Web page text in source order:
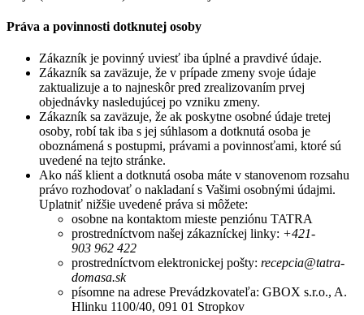
Práva a povinnosti dotknutej osoby
Zákazník je povinný uviesť iba úplné a pravdivé údaje.
Zákazník sa zaväzuje, že v prípade zmeny svoje údaje
zaktualizuje a to najneskôr pred zrealizovaním prvej
objednávky nasledujúcej po vzniku zmeny.
Zákazník sa zaväzuje, že ak poskytne osobné údaje tretej
osoby, robí tak iba s jej súhlasom a dotknutá osoba je
oboznámená s postupmi, právami a povinnosťami, ktoré sú
uvedené na tejto stránke.
Ako náš klient a dotknutá osoba máte v stanovenom rozsahu
právo rozhodovať o nakladaní s Vašimi osobnými údajmi.
Uplatniť nižšie uvedené práva si môžete:
osobne na kontaktom mieste penziónu TATRA
prostredníctvom našej zákazníckej linky: +421-
903 962 422
prostredníctvom elektronickej pošty: recepcia@tatra-
domasa.sk
písomne na adrese Prevádzkovateľa: GBOX s.r.o., A.
Hlinku 1100/40, 091 01 Stropkov